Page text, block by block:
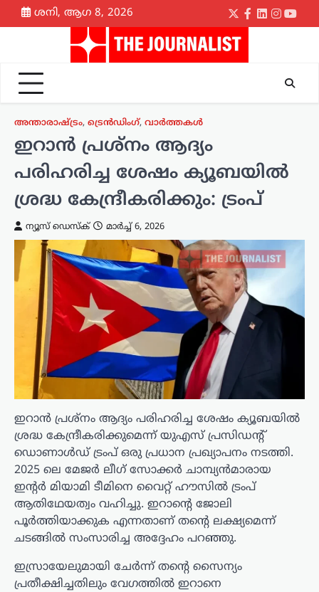
Skip
to
ശനി, ആഗ 8, 2026
Twitter
Facebook
LinkedIn
അന്താരാഷ്ട്രം, ട്രെൻഡിംഗ്, വാർത്തകൾ
ഇറാൻ പ്രശ്നം ആദ്യം
പരിഹരിച്ച ശേഷം ക്യൂബയിൽ
ശ്രദ്ധ കേന്ദ്രീകരിക്കും: ട്രംപ്
ന്യൂസ് ഡെസ്ക് മാർച്ച്‌ 6, 2026
ഇറാൻ പ്രശ്നം ആദ്യം പരിഹരിച്ച ശേഷം ക്യൂബയിൽ
ശ്രദ്ധ കേന്ദ്രീകരിക്കുമെന്ന് യുഎസ് പ്രസിഡന്റ്
ഡൊണാൾഡ് ട്രംപ് ഒരു പ്രധാന പ്രഖ്യാപനം നടത്തി.
2025 ലെ മേജർ ലീഗ് സോക്കർ ചാമ്പ്യൻമാരായ
ഇന്റർ മിയാമി ടീമിനെ വൈറ്റ് ഹൗസിൽ ട്രംപ്
ആതിഥേയത്വം വഹിച്ചു. ഇറാന്റെ ജോലി
പൂർത്തിയാക്കുക എന്നതാണ് തന്റെ ലക്ഷ്യമെന്ന്
ചടങ്ങിൽ സംസാരിച്ച അദ്ദേഹം പറഞ്ഞു.
ഇസ്രായേലുമായി ചേർന്ന് തന്റെ സൈന്യം
പ്രതീക്ഷിച്ചതിലും വേഗത്തിൽ ഇറാനെ